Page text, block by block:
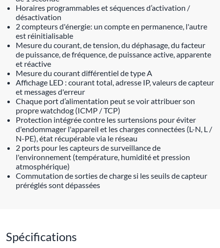
Horaires programmables et séquences d’activation /
désactivation
2 compteurs d'énergie: un compte en permanence, l'autre
est réinitialisable
Mesure du courant, de tension, du déphasage, du facteur
de puissance, de fréquence, de puissance active, apparente
et réactive
Mesure du courant différentiel de type A
Affichage LED : courant total, adresse IP, valeurs de capteur
et messages d'erreur
Chaque port d’alimentation peut se voir attribuer son
propre watchdog (ICMP / TCP)
Protection intégrée contre les surtensions pour éviter
d'endommager l'appareil et les charges connectées (L-N, L /
N-PE), état récupérable via le réseau
2 ports pour les capteurs de surveillance de
l'environnement (température, humidité et pression
atmosphérique)
Commutation de sorties de charge si les seuils de capteur
préréglés sont dépassées
Spécifications